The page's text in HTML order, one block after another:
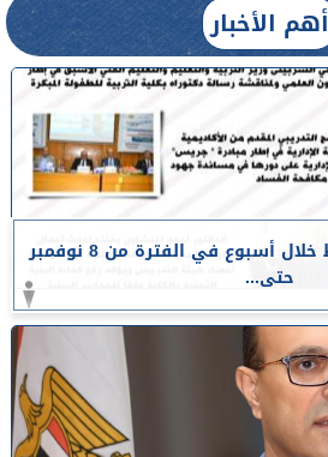
أهم الأخبار
أبرز أخبار جامعة أسيوط خلال أسبوع في الفترة من 8 نوفمبر
حتى...